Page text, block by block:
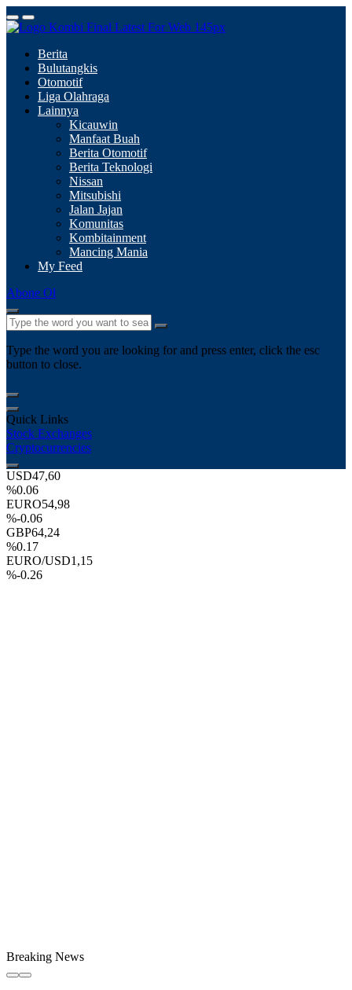
Berita
Bulutangkis
Otomotif
Liga Olahraga
Lainnya
Kicauwin
Manfaat Buah
Berita Otomotif
Berita Teknologi
Nissan
Mitsubishi
Jalan Jajan
Komunitas
Kombitainment
Mancing Mania
My Feed
Abone Ol
Type the word you are looking for and press enter, click the esc
button to close.
Quick Links
Stock Exchanges
Cryptocurrencies
USD47,60
%0.06
EURO54,98
%-0.06
GBP64,24
%0.17
EURO/USD1,15
%-0.26
Breaking News